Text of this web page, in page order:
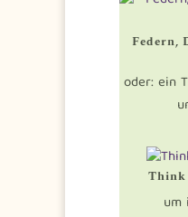
Federn,
oder: ein
Think